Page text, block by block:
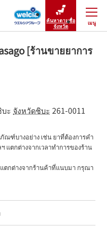
ค้นหาตามชื่อ
จังหวัด
เมนู
ปิดเมนู
[ร้านขายยาการ
ะ จังหวัดชิบะ 261-0011
ณฑ์บางอย่าง เช่น ยาที่ต้องการคำ
แตกต่างจากเวลาทำการของร้าน
ตกต่างจากร้านค้าที่แนบมา กรุณา